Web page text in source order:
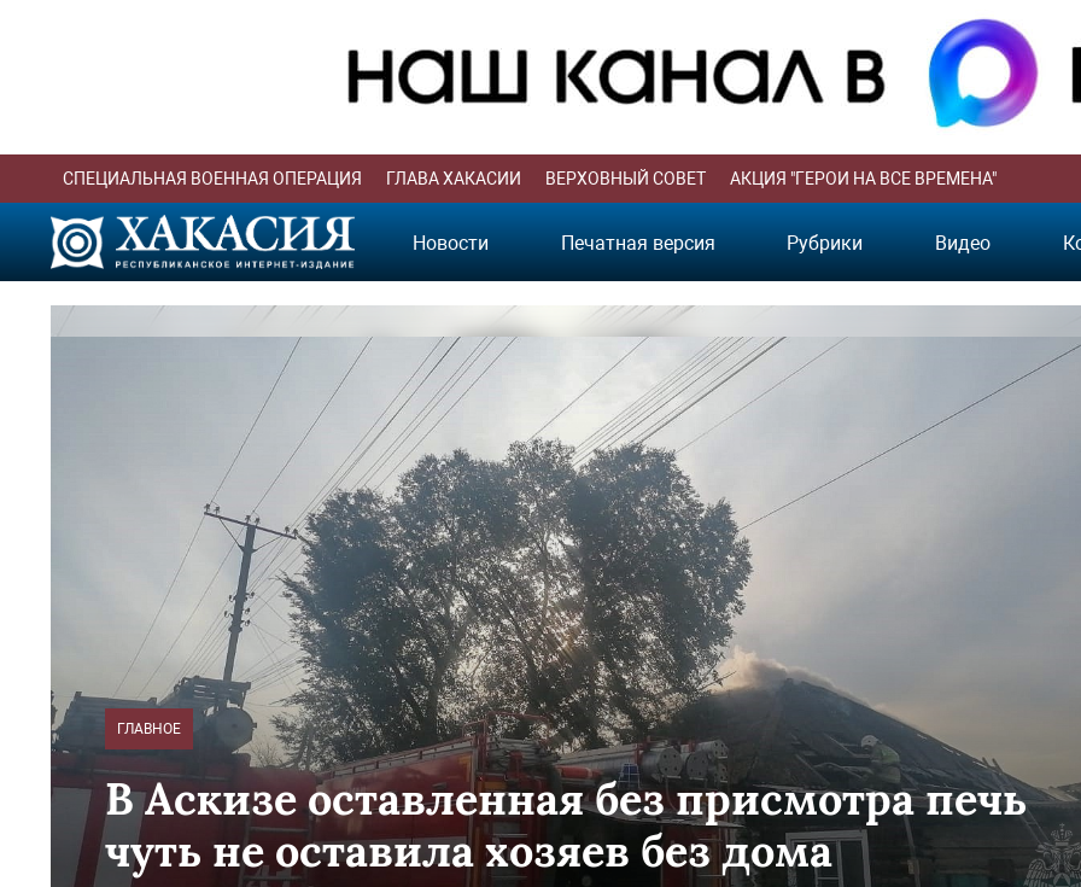
СПЕЦИАЛЬНАЯ ВОЕННАЯ ОПЕРАЦИЯ ГЛАВА ХАКАСИИ ВЕРХОВНЫЙ СОВЕТ АКЦИЯ "ГЕРОИ НА ВСЕ ВРЕМЕНА"
Новости Печатная версия Рубрики Видео
ГЛАВНОЕ
В Аскизе оставленная без присмотра печь
чуть не оставила хозяев без дома